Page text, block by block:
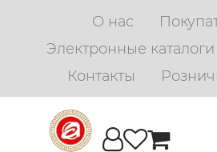
О нас
Электронные каталоги
Контакты